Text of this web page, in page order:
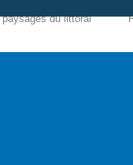
paysages du littoral